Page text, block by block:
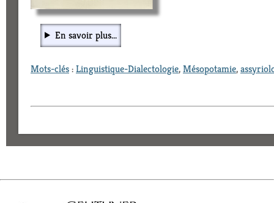
En savoir plus...
Mots-clés:Linguistique-Dialectologie,Mésopotamie,